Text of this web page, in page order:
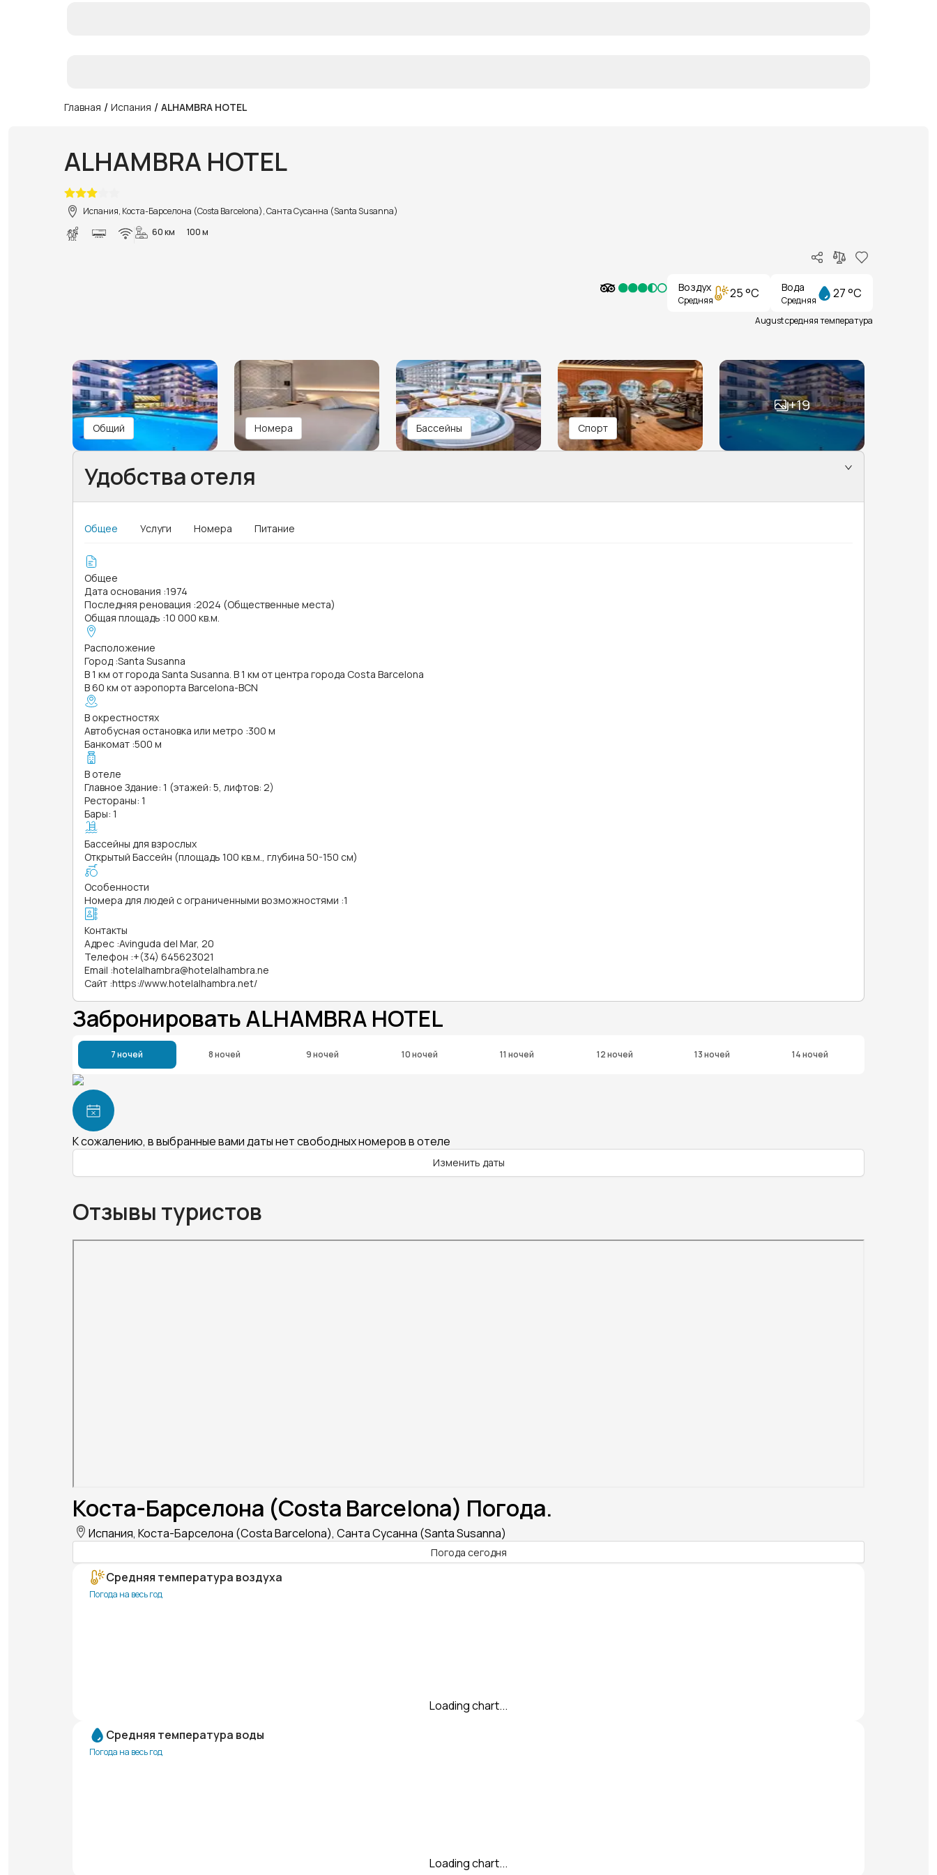
Главная / Испания / ALHAMBRA HOTEL
ALHAMBRA HOTEL
Испания, Коста-Барселона (Costa Barcelona), Санта Сусанна (Santa Susanna)
60 км
100 м
Воздух
Средняя 25 °C Вода
Средняя 27 °C
August средняя температура
Общий Номера Бассейны Спорт
+19
Удобства отеля
Общее Услуги Номера Питание
Общее
Дата основания :1974
Последняя реновация :2024 (Общественные места)
Общая площадь :10 000 кв.м.
Расположение
Город :Santa Susanna
В 1 км от города Santa Susanna. В 1 км от центра города Costa Barcelona
В 60 км от аэропорта Barcelona-BCN
В окрестностях
Автобусная остановка или метро :300 м
Банкомат :500 м
В отеле
Главное Здание: 1 (этажей: 5, лифтов: 2)
Рестораны: 1
Бары: 1
Бассейны для взрослых
Открытый Бассейн (площадь 100 кв.м., глубина 50-150 см)
Особенности
Номера для людей с ограниченными возможностями :1
Контакты
Адрес :Avinguda del Mar, 20
Телефон :+(34) 645623021
Email :hotelalhambra@hotelalhambra.ne
Сайт :https://www.hotelalhambra.net/
Забронировать ALHAMBRA HOTEL
7 ночей 8 ночей 9 ночей 10 ночей 11 ночей 12 ночей 13 ночей 14 ночей
К сожалению, в выбранные вами даты нет свободных номеров в отеле
Изменить даты
Отзывы туристов
Коста-Барселона (Costa Barcelona) Погода.
Испания, Коста-Барселона (Costa Barcelona), Санта Сусанна (Santa Susanna)
Погода сегодня
Средняя температура воздуха
Погода на весь год
Loading chart...
Средняя температура воды
Погода на весь год
Loading chart...